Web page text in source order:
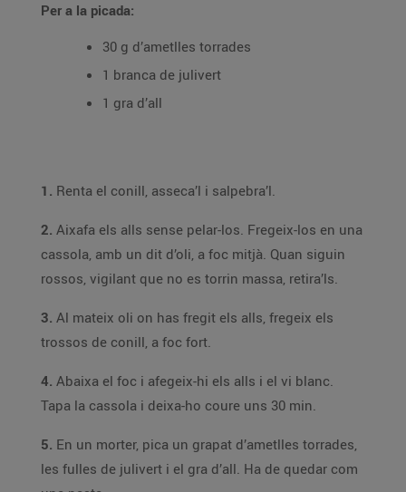
Per a la picada:
30 g d’ametlles torrades
1 branca de julivert
1 gra d’all
1. Renta el conill, asseca’l i salpebra’l.
2. Aixafa els alls sense pelar-los. Fregeix-los en una
cassola, amb un dit d’oli, a foc mitjà. Quan siguin
rossos, vigilant que no es torrin massa, retira’ls.
3. Al mateix oli on has fregit els alls, fregeix els
trossos de conill, a foc fort.
4. Abaixa el foc i afegeix-hi els alls i el vi blanc.
Tapa la cassola i deixa-ho coure uns 30 min.
5. En un morter, pica un grapat d’ametlles torrades,
les fulles de julivert i el gra d’all. Ha de quedar com